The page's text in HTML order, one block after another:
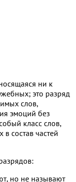
ни к
это разряд
слов,
эмоций без
класс слов,
состав частей
но не называют